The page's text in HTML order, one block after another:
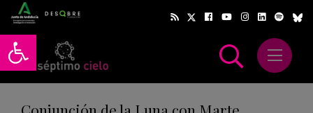
Abrir barra de herramientas
Abrir